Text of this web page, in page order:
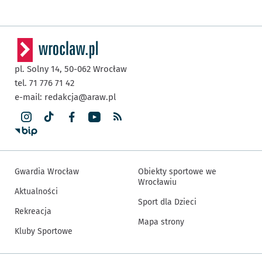
pl. Solny 14, 50-062 Wrocław
tel. 71 776 71 42
e-mail: redakcja@araw.pl
Gwardia Wrocław
Aktualności
Rekreacja
Kluby Sportowe
Obiekty sportowe we
Wrocławiu
Sport dla Dzieci
Mapa strony